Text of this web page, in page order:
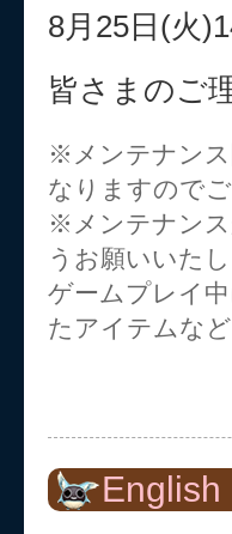
8月25日(火
皆さまのご
※メンテナン
なりますので
※メンテナン
うお願いいたし
ゲームプレイ
たアイテムな
English